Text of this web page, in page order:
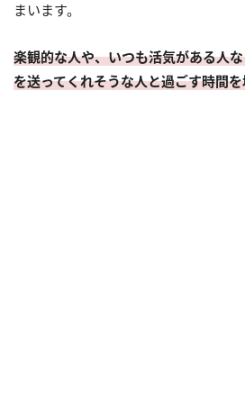
まいます。
楽観的な人や、いつも活気がある人
を送ってくれそうな人と過ごす時間